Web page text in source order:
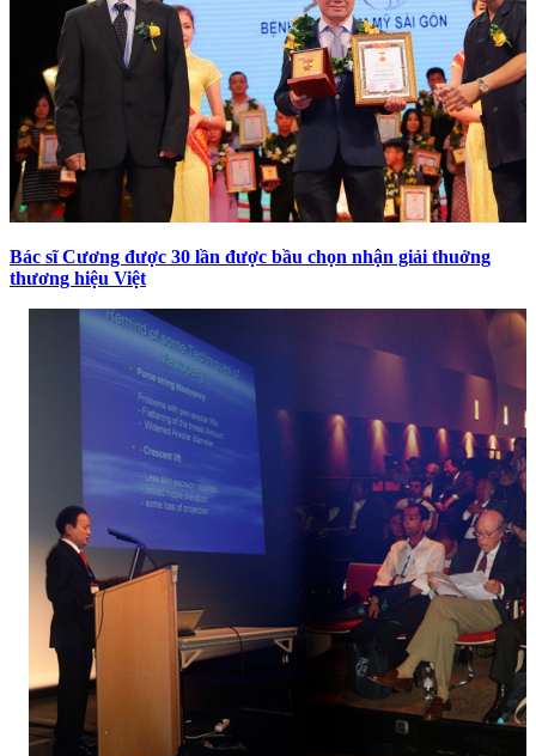
Bác sĩ Cương được 30 lần được bầu chọn nhận giải thuởng
thương hiệu Việt